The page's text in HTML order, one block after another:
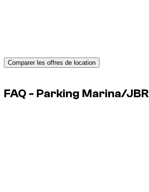
Comparer les offres de location
FAQ - Parking Marina/JBR